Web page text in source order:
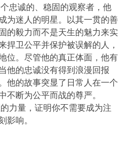
忠诚的、稳固的观察者，他
为迷人的明星。以其一贯的善
的毅力而不是天生的魅力来实
捍卫公平并保护被误解的人，
位。尽管他的真正体面，他有
他的忠诚没有得到浪漫回报
他的故事突显了日常人在一个
不断为公平而战的尊严。
力量，证明你不需要成为注
影响。